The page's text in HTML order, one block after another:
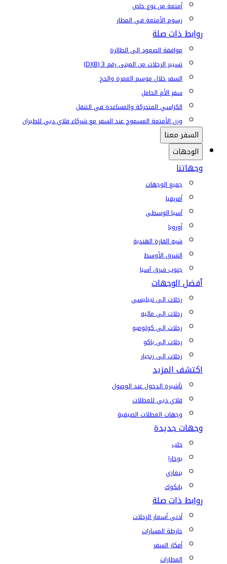
أمتعة من نوع خاص
رسوم الأمتعة في المطار
روابط ذات صلة
موافقة الصعود إلى الطائرة
تسيير الرحلات من المبنى رقم 3 (DXB)
السفر خلال موسم العمرة والحج
سفر الأم الحامل
الكراسي المتحركة والمساعدة في التنقل
وزن الأمتعة المسموح عند السفر مع شركاء فلاي دبي للطيران
السفر معنا
الوجهات
وجهاتنا
جميع الوجهات
أفريقيا
آسيا الوسطى
أوروبا
شبه القارة الهندية
الشرق الأوسط
جنوب شرق آسيا
أفضل الوجهات
رحلات إلى تبيليسي
رحلات إلى ماليه
رحلات إلى كولومبو
رحلات إلى باكو
رحلات إلى زنجبار
اكتشف المزيد
تأشيرة الدخول عند الوصول
فلاي دبي للعطلات
وجهات العطلات الصيفية
وجهات جديدة
حلب
بوخارا
بنغازي
بانكوك
روابط ذات صلة
أدنى أسعار الرحلات
خارطة المسارات
أفكار السفر
المطارات